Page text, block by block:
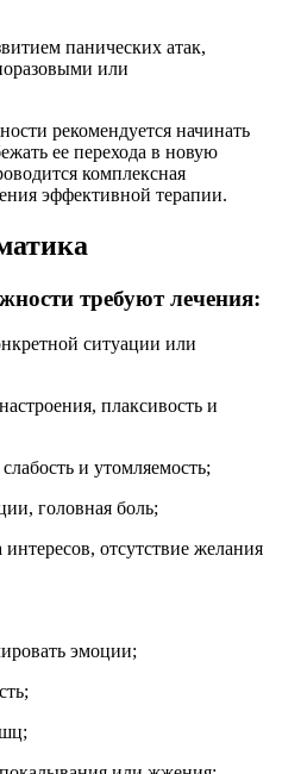
панических атак,
или
рекомендуется начинать
ее перехода в новую
комплексная
эффективной терапии.
требуют лечения:
ситуации или
плаксивость и
и утомляемость;
головная боль;
отсутствие желания
эмоции;